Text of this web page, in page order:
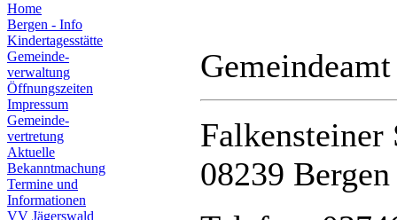
Home
Bergen - Info
Kindertagesstätte
Gemeinde-
verwaltung
Öffnungszeiten
Impressum
Gemeinde-
vertretung
Aktuelle
Bekanntmachung
Termine und
Informationen
VV Jägerswald
Falkensteiner
08239 Bergen